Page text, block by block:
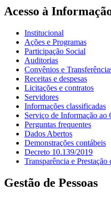
Acesso à
Institucional
Ações e Programas
Participação Social
Auditorias
Convênios e
Receitas e despesas
Licitações e contratos
Servidores
Informações classificadas
Serviço de Informação ao
Perguntas frequentes
Dados Abertos
Demonstrações contábeis
Decreto 10.139/2019
Transparência e Prestação
Gestão de Pessoas